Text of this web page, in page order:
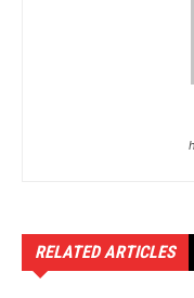
RELATED ARTICLES